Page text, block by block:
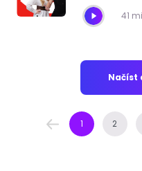
41
Načíst
1 2